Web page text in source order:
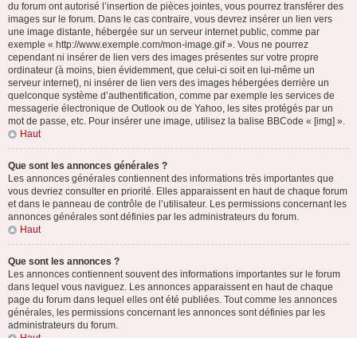
du forum ont autorisé l’insertion de pièces jointes, vous pourrez transférer des
images sur le forum. Dans le cas contraire, vous devrez insérer un lien vers
une image distante, hébergée sur un serveur internet public, comme par
exemple « http://www.exemple.com/mon-image.gif ». Vous ne pourrez
cependant ni insérer de lien vers des images présentes sur votre propre
ordinateur (à moins, bien évidemment, que celui-ci soit en lui-même un
serveur internet), ni insérer de lien vers des images hébergées derrière un
quelconque système d’authentification, comme par exemple les services de
messagerie électronique de Outlook ou de Yahoo, les sites protégés par un
mot de passe, etc. Pour insérer une image, utilisez la balise BBCode « [img] ».
Haut
Que sont les annonces générales ?
Les annonces générales contiennent des informations très importantes que
vous devriez consulter en priorité. Elles apparaissent en haut de chaque forum
et dans le panneau de contrôle de l’utilisateur. Les permissions concernant les
annonces générales sont définies par les administrateurs du forum.
Haut
Que sont les annonces ?
Les annonces contiennent souvent des informations importantes sur le forum
dans lequel vous naviguez. Les annonces apparaissent en haut de chaque
page du forum dans lequel elles ont été publiées. Tout comme les annonces
générales, les permissions concernant les annonces sont définies par les
administrateurs du forum.